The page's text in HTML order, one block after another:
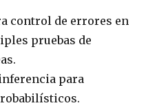
control de errores en
pruebas de
para